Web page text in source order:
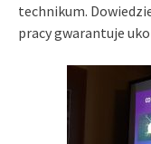
technikum.
pracy gwarantuje